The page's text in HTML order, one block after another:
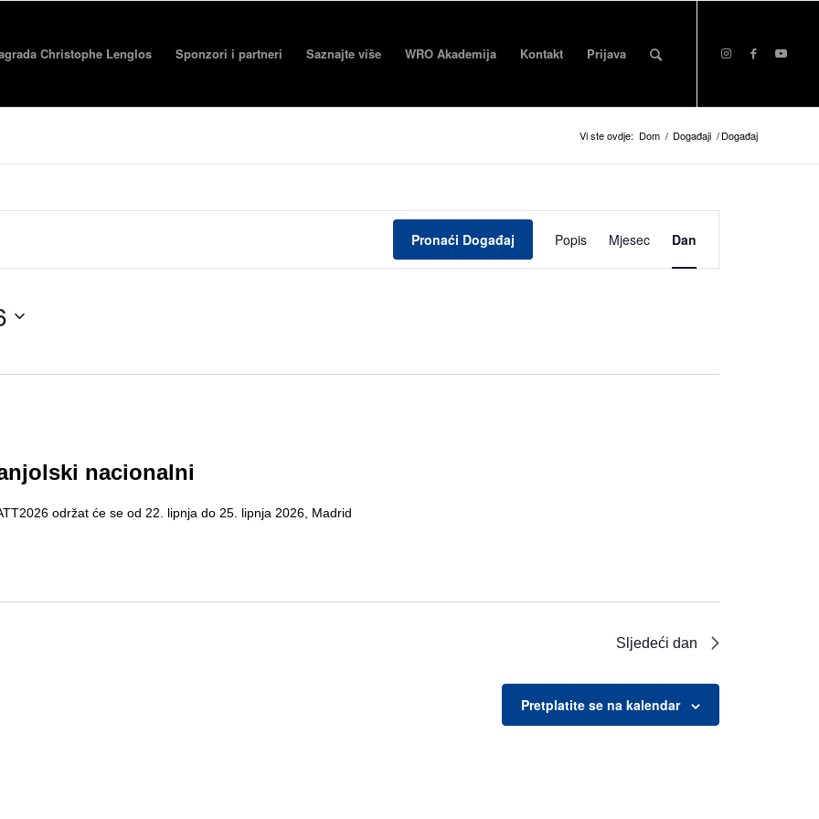
Christophe Lenglos Sponzori i partneri Saznajte više WRO Akademija Kontakt Prijava
Vi ste ovdje: Dom / Događaji /Događaj
Pronaći Događaj
Događaj
Pogled
Popis Mjesec Dan
nacionalni
održat će se od 22. lipnja do 25. lipnja 2026, Madrid
Sljedeći dan
Pretplatite se na kalendar